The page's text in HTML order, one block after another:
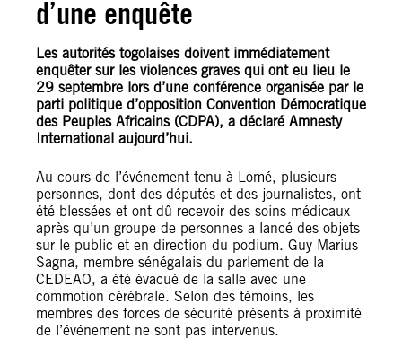
d’une enquête
Les autorités togolaises doivent immédiatement
enquêter sur les violences graves qui ont eu lieu le
29 septembre lors d’une conférence organisée par le
parti politique d’opposition Convention Démocratique
des Peuples Africains (CDPA), a déclaré Amnesty
International aujourd’hui.
Au cours de l’événement tenu à Lomé, plusieurs
personnes, dont des députés et des journalistes, ont
été blessées et ont dû recevoir des soins médicaux
après qu’un groupe de personnes a lancé des objets
sur le public et en direction du podium. Guy Marius
Sagna, membre sénégalais du parlement de la
CEDEAO, a été évacué de la salle avec une
commotion cérébrale. Selon des témoins, les
membres des forces de sécurité présents à proximité
de l’événement ne sont pas intervenus.